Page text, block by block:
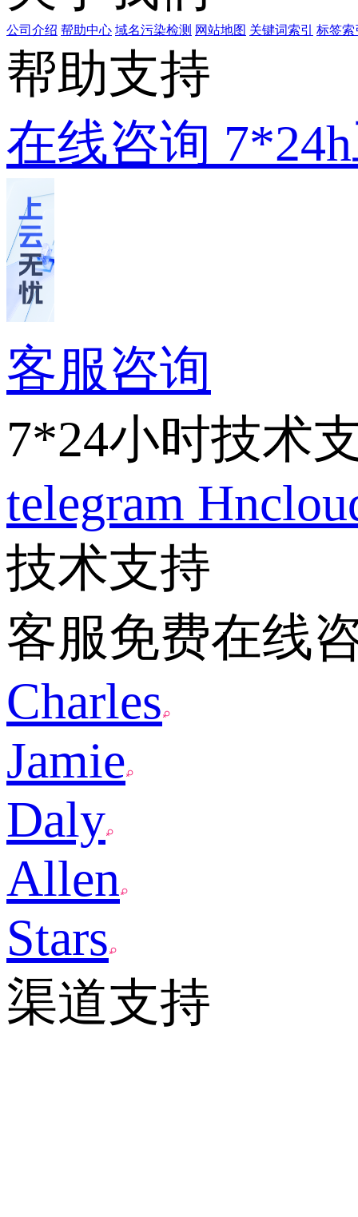
公司介绍 帮助中心 域名污染检测 网站地图 关键词索引 标签索
帮助支持
在线咨询
客服咨询
7*24小时技术
telegram
技术支持
客服免费在线
Charles
Jamie
Daly
Allen
Stars
渠道支持